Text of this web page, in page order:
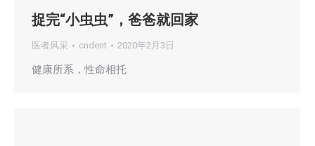
捉完“小虫虫”，爸爸就回家
医者风采 cndent 2020年2月3日
健康所系，性命相托